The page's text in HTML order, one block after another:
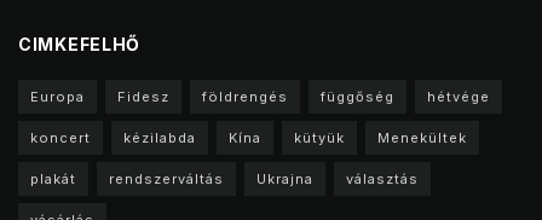
CIMKEFELHŐ
Europa Fidesz földrengés függőség hétvége
koncert kézilabda Kína kütyük Menekültek
plakát rendszerváltás Ukrajna választás